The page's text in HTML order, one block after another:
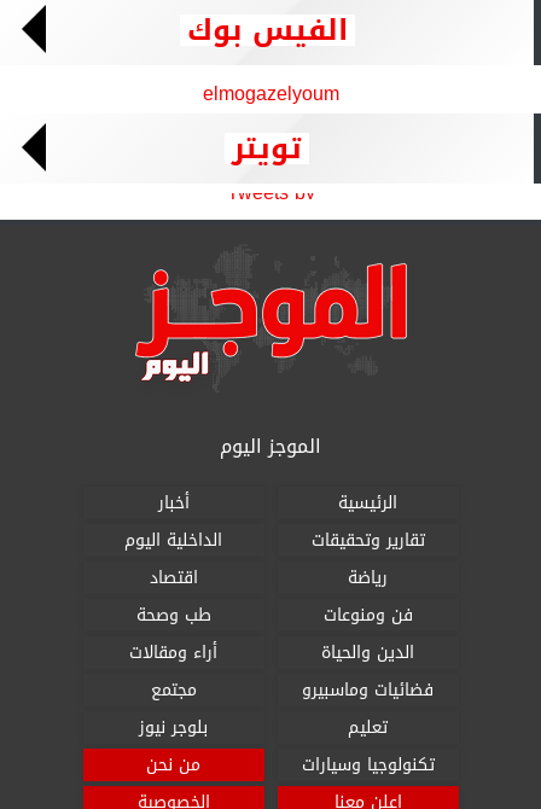
الفيس بوك
elmogazelyoum
تويتر
Tweets by
الموجز اليوم
الرئيسية
أخبار
تقارير وتحقيقات
الداخلية اليوم
رياضة
اقتصاد
فن ومنوعات
طب وصحة
الدين والحياة
أراء ومقالات
فضائيات وماسبيرو
مجتمع
تعليم
بلوجر نيوز
تكنولوجيا وسيارات
من نحن
اعلن معنا
الخصوصية